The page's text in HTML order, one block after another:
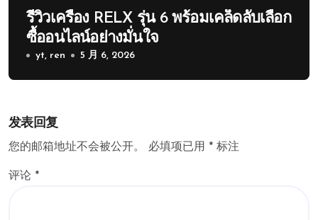
รีวิวเครื่อง RELX รุ่น 6 พร้อมเคล็ดลับเลือก
ซื้ออนไลน์อย่างมั่นใจ
yt, ren 5 月 6, 2026
发表回复
您的邮箱地址不会被公开。 必填项已用 * 标注
评论 *